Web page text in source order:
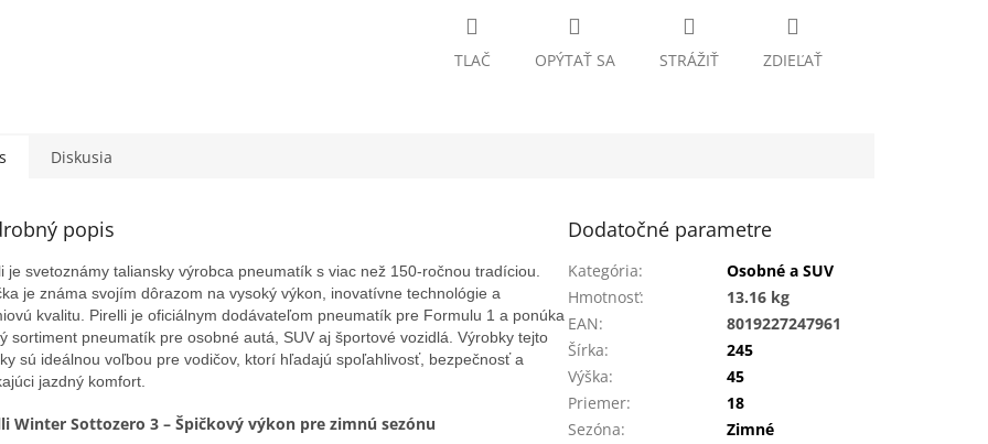
TLAČ OPÝTAŤ SA STRÁŽIŤ ZDIEĽAŤ
Diskusia
popis
je svetoznámy taliansky výrobca pneumatík s viac než 150-ročnou tradíciou.
je známa svojím dôrazom na vysoký výkon, inovatívne technológie a
kvalitu. Pirelli je oficiálnym dodávateľom pneumatík pre Formulu 1 a ponúka
sortiment pneumatík pre osobné autá, SUV aj športové vozidlá. Výrobky tejto
sú ideálnou voľbou pre vodičov, ktorí hľadajú spoľahlivosť, bezpečnosť a
jazdný komfort.
Winter Sottozero 3 – Špičkový výkon pre zimnú sezónu
Dodatočné parametre
Kategória:
Osobné a SUV
Hmotnosť:
13.16 kg
EAN:
8019227247961
Šírka:
245
Výška:
45
Priemer:
18
Sezóna:
Zimné